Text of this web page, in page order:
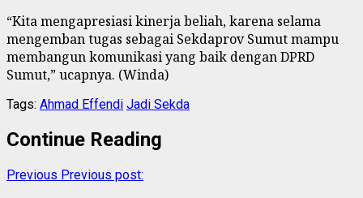
“Kita mengapresiasi kinerja beliah, karena selama
mengemban tugas sebagai Sekdaprov Sumut mampu
membangun komunikasi yang baik dengan DPRD
Sumut,” ucapnya. (Winda)
Tags: Ahmad Effendi Jadi Sekda
Continue Reading
Previous Previous post: